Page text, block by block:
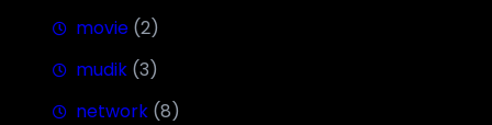
movie (2)
mudik (3)
network (8)